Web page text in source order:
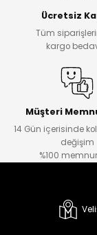
Urban Kız Çocuk
Melra Kız Çocuk Kot
Ücretsiz
Tüm
kargo
Müşteri
14 Gün içerisinde
değişim
%100